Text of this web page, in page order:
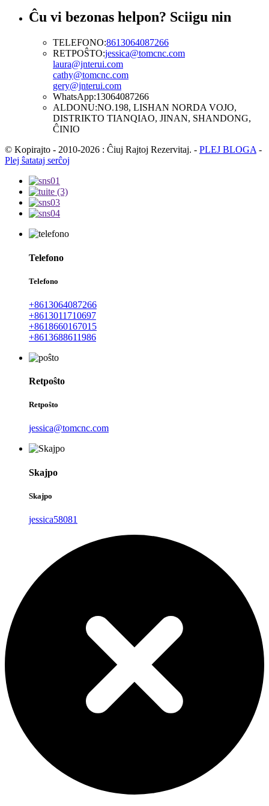
Ĉu vi bezonas helpon? Sciigu nin
TELEFONO:8613064087266
RETPOŜTO:jessica@tomcnc.com
laura@jnterui.com
cathy@tomcnc.com
gery@jnterui.com
WhatsApp:13064087266
ALDONU:NO.198, LISHAN NORDA VOJO,
DISTRIKTO TIANQIAO, JINAN, SHANDONG,
ĈINIO
© Kopirajto - 2010-2026 : Ĉiuj Rajtoj Rezervitaj. - PLEJ BLOGA -
Plej ŝatataj serĉoj
Telefono
Telefono
+8613064087266
+8613011710697
+8618660167015
+8613688611986
Retpoŝto
Retpoŝto
jessica@tomcnc.com
Skajpo
Skajpo
jessica58081